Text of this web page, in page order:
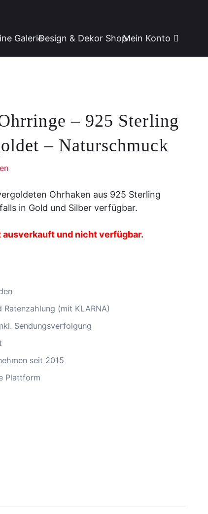
GalerieDesign & Dekor ShopMein Konto
– 925 Sterling
– Naturschmuck
Ohrhaken aus 925 Sterling
in Gold und Silber verfügbar.
und nicht verfügbar.
Ratenzahlung (mit KLARNA)
Sendungsverfolgung
seit 2015
Plattform